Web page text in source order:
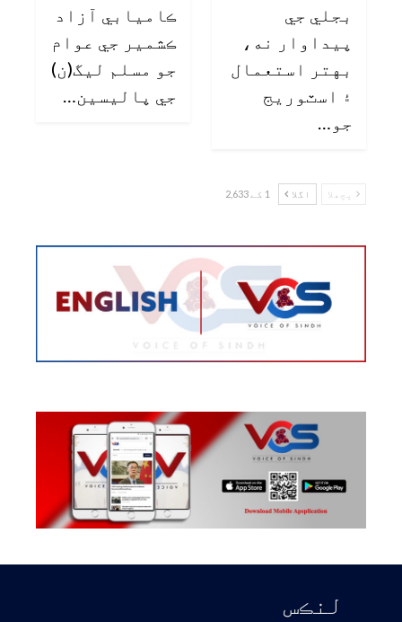
بجلي جي
پيداوار نه،
بهتر استعمال
۽ اسٽوريج
جو…
ڪاميابي آزاد
ڪشمير جي عوام
جو مسلم ليگ(ن)
جي پاليسين…
پچھلا اگلا 1 کے 2,633
لنڪس